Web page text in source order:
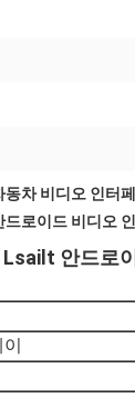
동차 비디오 인터
드로이드 비디오
안드로